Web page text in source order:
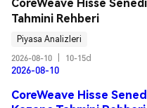
Tahmini Rehberi
Piyasa Analizleri
2026-08-10
10-15d
2026-08-10
CoreWeave Hisse